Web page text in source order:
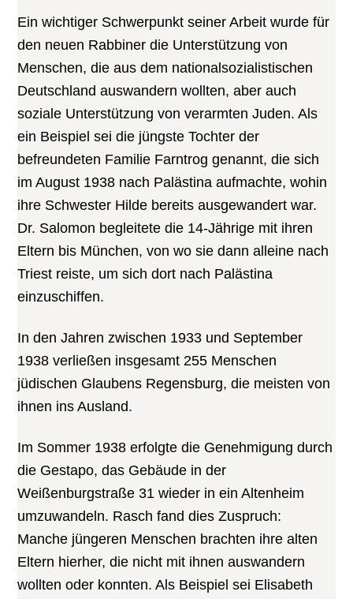
Ein wichtiger Schwerpunkt seiner Arbeit wurde für
den neuen Rabbiner die Unterstützung von
Menschen, die aus dem nationalsozialistischen
Deutschland auswandern wollten, aber auch
soziale Unterstützung von verarmten Juden. Als
ein Beispiel sei die jüngste Tochter der
befreundeten Familie Farntrog genannt, die sich
im August 1938 nach Palästina aufmachte, wohin
ihre Schwester Hilde bereits ausgewandert war.
Dr. Salomon begleitete die 14-Jährige mit ihren
Eltern bis München, von wo sie dann alleine nach
Triest reiste, um sich dort nach Palästina
einzuschiffen.
In den Jahren zwischen 1933 und September
1938 verließen insgesamt 255 Menschen
jüdischen Glaubens Regensburg, die meisten von
ihnen ins Ausland.
Im Sommer 1938 erfolgte die Genehmigung durch
die Gestapo, das Gebäude in der
Weißenburgstraße 31 wieder in ein Altenheim
umzuwandeln. Rasch fand dies Zuspruch:
Manche jüngeren Menschen brachten ihre alten
Eltern hierher, die nicht mit ihnen auswandern
wollten oder konnten. Als Beispiel sei Elisabeth